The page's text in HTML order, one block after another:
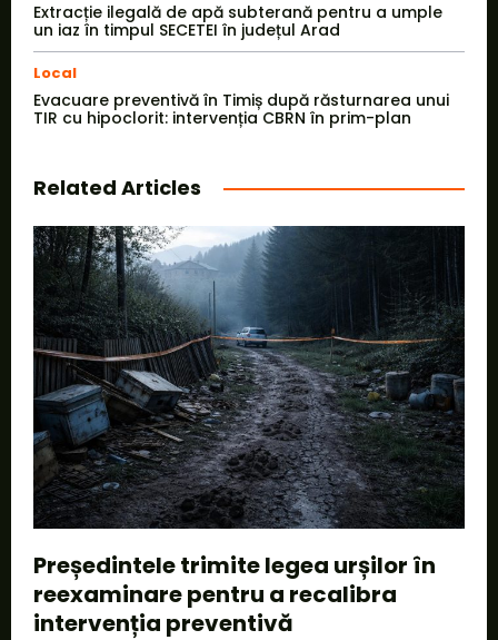
Extracție ilegală de apă subterană pentru a umple
un iaz în timpul SECETEI în județul Arad
Local
Evacuare preventivă în Timiș după răsturnarea unui
TIR cu hipoclorit: intervenția CBRN în prim-plan
Related Articles
Președintele trimite legea urșilor în
reexaminare pentru a recalibra
intervenția preventivă